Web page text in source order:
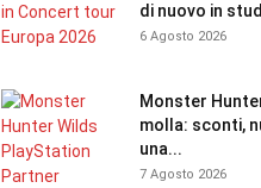
di nuovo in
6 Agosto 2026
Monster
molla: sconti,
una...
7 Agosto 2026